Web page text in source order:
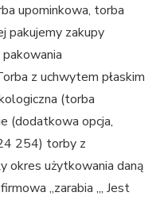
upominkowa, torba
pakujemy zakupy
z uchwytem płaskim
(torba
(dodatkowa opcja,
254) torby z
okres użytkowania daną
„zarabia „, Jest